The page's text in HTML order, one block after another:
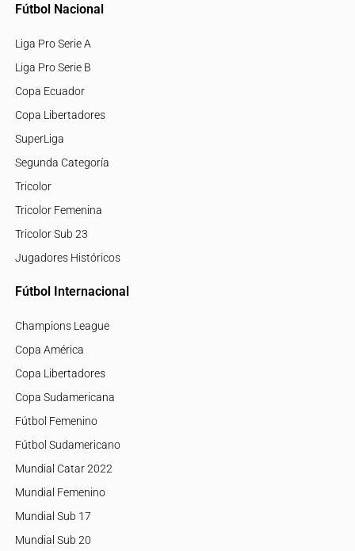
Fútbol Nacional
Liga Pro Serie A
Liga Pro Serie B
Copa Ecuador
Copa Libertadores
SuperLiga
Segunda Categoría
Tricolor
Tricolor Femenina
Tricolor Sub 23
Jugadores Históricos
Fútbol Internacional
Champions League
Copa América
Copa Libertadores
Copa Sudamericana
Fútbol Femenino
Fútbol Sudamericano
Mundial Catar 2022
Mundial Femenino
Mundial Sub 17
Mundial Sub 20